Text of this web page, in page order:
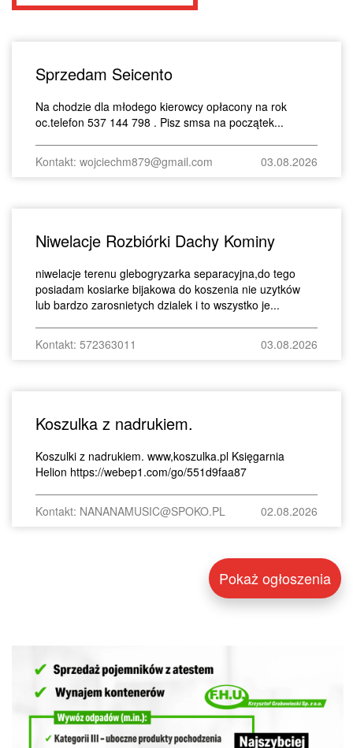
Sprzedam Seicento
Na chodzie dla młodego kierowcy opłacony na rok
oc.telefon 537 144 798 . Pisz smsa na początek...
Kontakt: wojciechm879@gmail.com 03.08.2026
Niwelacje Rozbiórki Dachy Kominy
niwelacje terenu glebogryzarka separacyjna,do tego
posiadam kosiarke bijakowa do koszenia nie uzytków
lub bardzo zarosnietych dzialek i to wszystko je...
Kontakt: 572363011 03.08.2026
Koszulka z nadrukiem.
Koszulki z nadrukiem. www,koszulka.pl Księgarnia
Helion https://webep1.com/go/551d9faa87
Kontakt: NANANAMUSIC@SPOKO.PL 02.08.2026
Pokaż ogłoszenia